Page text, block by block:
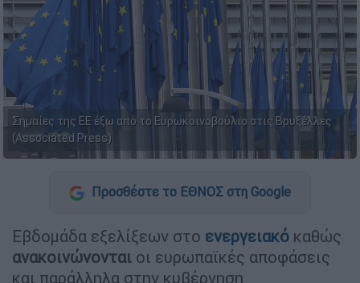
Σημαίες της ΕΕ έξω από το Ευρωκοινοβούλιο στις Βρυξέλλες
(Associated Press)
Προσθέστε το ΕΘΝΟΣ στη Google
Εβδομάδα εξελίξεων στο ενεργειακό καθώς
ανακοινώνονται οι ευρωπαϊκές αποφάσεις
και παράλληλα στην κυβέρνηση